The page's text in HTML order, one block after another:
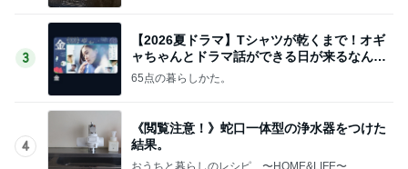
3
【2026夏ドラマ】Tシャツが乾くまで！オギ
ャちゃんとドラマ話ができる日が来るなん
て！
65点の暮らしかた。
4
《閲覧注意！》蛇口一体型の浄水器をつけた
結果。
おうちと暮らしのレシピ 〜HOME&LIFE〜